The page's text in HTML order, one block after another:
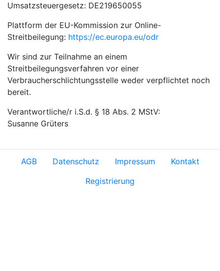
Umsatzsteuergesetz: DE219650055
Plattform der EU-Kommission zur Online-
Streitbeilegung: https://ec.europa.eu/odr
Wir sind zur Teilnahme an einem
Streitbeilegungsverfahren vor einer
Verbraucherschlichtungsstelle weder verpflichtet noch
bereit.
Verantwortliche/r i.S.d. § 18 Abs. 2 MStV:
Susanne Grüters
AGB Datenschutz Impressum
Kontakt
Registrierung